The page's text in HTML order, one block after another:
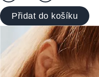
Přidat do košíku